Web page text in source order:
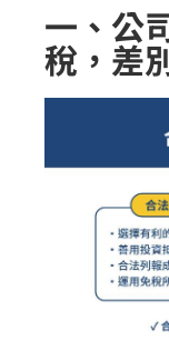
一、公
稅，差